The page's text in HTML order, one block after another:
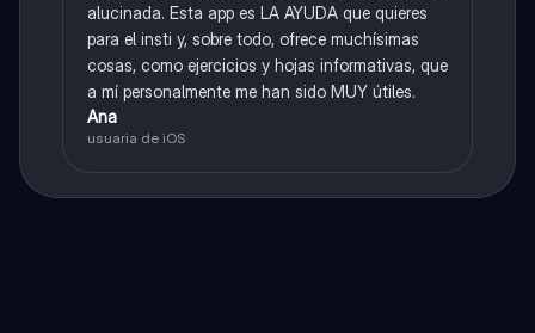
alucinada. Esta app es LA AYUDA que quieres
para el insti y, sobre todo, ofrece muchísimas
cosas, como ejercicios y hojas informativas, que
a mí personalmente me han sido MUY útiles.
Ana
usuaria de iOS